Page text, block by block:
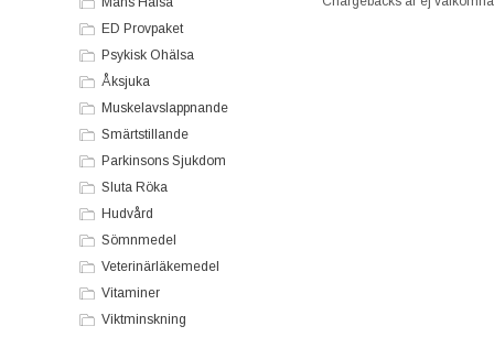
ED Provpaket
Psykisk Ohälsa
Åksjuka
Muskelavslappnande
Smärtstillande
Parkinsons Sjukdom
Sluta Röka
Hudvård
Sömnmedel
Veterinärläkemedel
Vitaminer
Viktminskning